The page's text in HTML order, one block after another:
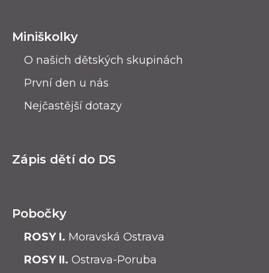
Miniškolky
O našich dětských skupinách
První den u nás
Nejčastější dotazy
Zápis dětí do DS
Pobočky
ROSY I. Moravská Ostrava
ROSY II. Ostrava-Poruba